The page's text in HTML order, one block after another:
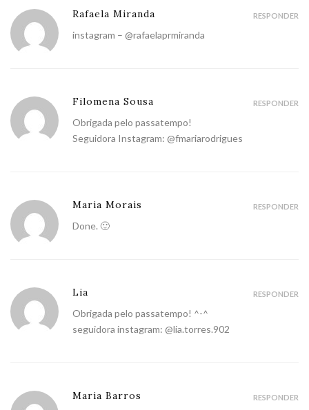
Rafaela Miranda
instagram – @rafaelaprmiranda
RESPONDER
Filomena Sousa
Obrigada pelo passatempo!
Seguidora Instagram: @fmariarodrigues
RESPONDER
Maria Morais
Done. 🙂
RESPONDER
Lia
Obrigada pelo passatempo! ^-^
seguidora instagram: @lia.torres.902
RESPONDER
Maria Barros RESPONDER